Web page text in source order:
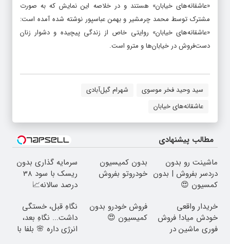
«عاشقانه‌های خیابان» هستند و در خلاصه این نمایش که به صورت
مشترک توسط محمد چرمشیر و بهمن عباسپور نوشته شده آمده است:
«عاشقانه‌های خیابان» روایتی خاص از زندگی پیچیده و دشوار زنان
دست‌فروش در خیابان‌ها و مترو است.
سید وحید فخر موسوی
شهرام گیل‌آبادی
عاشقانه‌های خیابان
مطالب پیشنهادی
ماشینت رو بدون
دردسر بفروش | بدون
کمسیون 😍
بدون کمیسیون
خودروتو بفروش
سرمایه گذاری بدون
ریسک با سود 38
درصد سالانه📈
خریدار واقعی
خودش میاد! فروش
فوری ماشین در
فروش خودرو بدون
کمیسیون 😍
نگاهِ قبل، خستگی
داشت... نگاهِ بعد،
انرژی داره 🌸 بلفا با